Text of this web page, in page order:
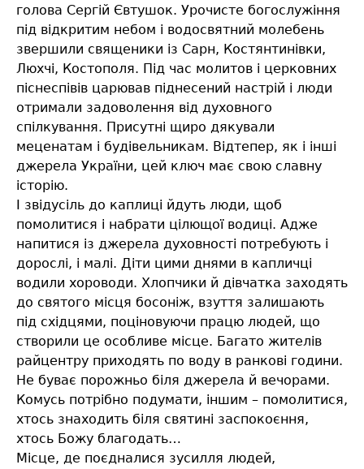
голова Сергій Євтушок. Урочисте богослужіння
під відкритим небом і водосвятний молебень
звершили священики із Сарн, Костянтинівки,
Люхчі, Костополя. Під час молитов і церковних
піснеспівів царював піднесений настрій і люди
отримали задоволення від духовного
спілкування. Присутні щиро дякували
меценатам і будівельникам. Відтепер, як і інші
джерела України, цей ключ має свою славну
історію.
І звідусіль до каплиці йдуть люди, щоб
помолитися і набрати цілющої водиці. Адже
напитися із джерела духовності потребують і
дорослі, і малі. Діти цими днями в капличці
водили хороводи. Хлопчики й дівчатка заходять
до святого місця босоніж, взуття залишають
під східцями, поціновуючи працю людей, що
створили це особливе місце. Багато жителів
райцентру приходять по воду в ранкові години.
Не буває порожньо біля джерела й вечорами.
Комусь потрібно подумати, іншим – помолитися,
хтось знаходить біля святині заспокоєння,
хтось Божу благодать…
Місце, де поєдналися зусилля людей,